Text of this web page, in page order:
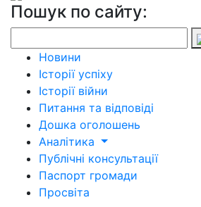
Пошук по сайту:
Новини
Історії успіху
Історії війни
Питання та відповіді
Дошка оголошень
Аналітика
Публічні консультації
Паспорт громади
Просвіта